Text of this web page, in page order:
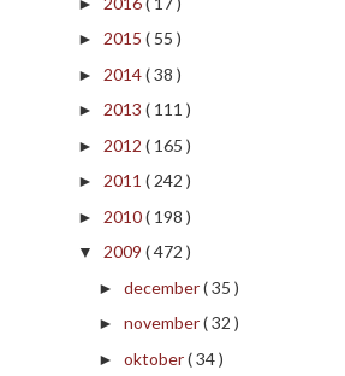
► 2015 ( 55 )
► 2014( 38 )
► 2013 ( 111 )
► 2012 ( 165 )
► 2011 ( 242 )
► 2010( 198 )
▼ 2009 ( 472 )
► december( 35 )
► november( 32 )
► oktober( 34 )